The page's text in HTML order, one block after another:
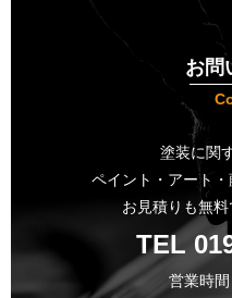
お問
塗装に関
ペイント・アート・
お見積りも無料
TEL
営業時